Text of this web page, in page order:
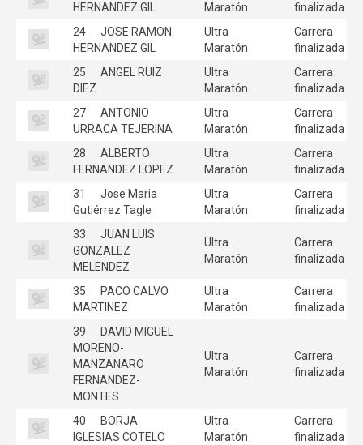
HERNANDEZ GIL
Maratón
finalizada
24
JOSE RAMON
HERNANDEZ GIL
Ultra
Maratón
Carrera
finalizada
25
ANGEL RUIZ
DIEZ
Ultra
Maratón
Carrera
finalizada
27
ANTONIO
URRACA TEJERINA
Ultra
Maratón
Carrera
finalizada
28
ALBERTO
FERNANDEZ LOPEZ
Ultra
Maratón
Carrera
finalizada
31
Jose Maria
Gutiérrez Tagle
Ultra
Maratón
Carrera
finalizada
33
JUAN LUIS
GONZALEZ
MELENDEZ
Ultra
Maratón
Carrera
finalizada
35
PACO CALVO
MARTINEZ
Ultra
Maratón
Carrera
finalizada
39
DAVID MIGUEL
MORENO-
MANZANARO
FERNANDEZ-
MONTES
Ultra
Maratón
Carrera
finalizada
40
BORJA
IGLESIAS COTELO
Ultra
Maratón
Carrera
finalizada